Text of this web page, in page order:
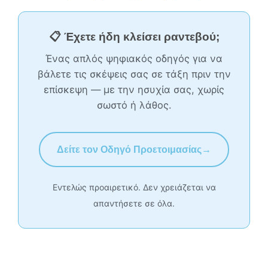
📋 Έχετε ήδη κλείσει ραντεβού;
Ένας απλός ψηφιακός οδηγός για να
βάλετε τις σκέψεις σας σε τάξη πριν την
επίσκεψη — με την ησυχία σας, χωρίς
σωστό ή λάθος.
Δείτε τον Οδηγό Προετοιμασίας →
Εντελώς προαιρετικό. Δεν χρειάζεται να
απαντήσετε σε όλα.